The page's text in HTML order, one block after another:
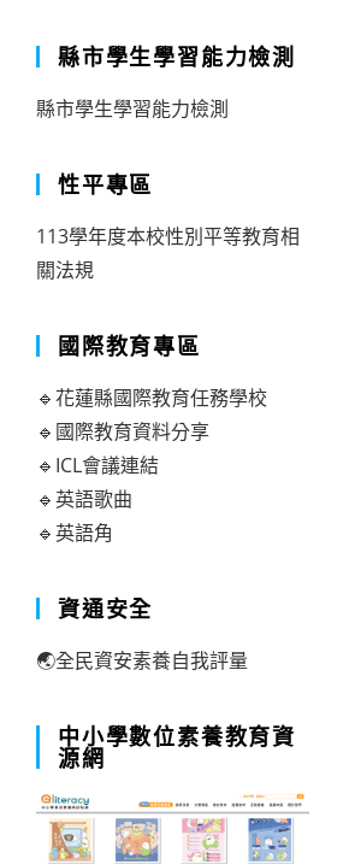
縣市學生學習能力檢測
縣市學生學習能力檢測
性平專區
113學年度本校性別平等教育相
關法規
國際教育專區
🔹花蓮縣國際教育任務學校
🔹國際教育資料分享
🔹ICL會議連結
🔹英語歌曲
🔹英語角
資通安全
🌏全民資安素養自我評量
中小學數位素養教育資
源網